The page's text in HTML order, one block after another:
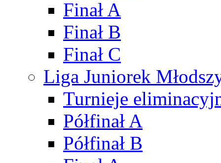
Finał A
Finał B
Finał C
Liga Juniorek
Turnieje
Półfinał A
Półfinał B